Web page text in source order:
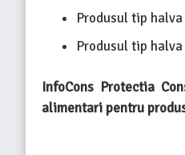
Produsul tip
Produsul tip
InfoCons Protectia
alimentari pentru